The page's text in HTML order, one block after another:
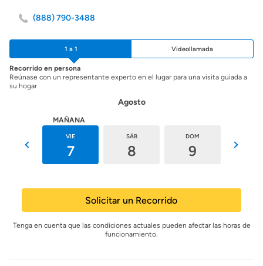
(888) 790-3488
1 a 1 Videollamada
Recorrido en persona
Reúnase con un representante experto en el lugar para una visita guiada a
su hogar
Agosto
MAÑANA
VIE
7
SÁB
8
DOM
9
Solicitar un Recorrido
Tenga en cuenta que las condiciones actuales pueden afectar las horas de
funcionamiento.